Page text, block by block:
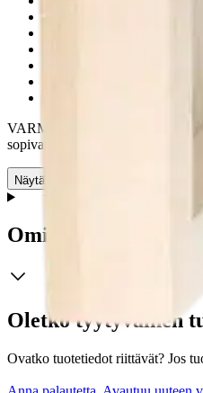
Garmin Instinct 2X Solar
Garmin Tactix Bravo,
VARMA VALINTA
sopivan mittaiseksi on helppoa
Näytä lisää
Ominaisuudet
Oletko tyytyväinen
Ovatko tuotetiedot riittävät? Jos